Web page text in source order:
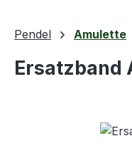
Pendel Amulette
Ersatzband
Bildergalerie